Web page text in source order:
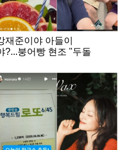
재준이야 아들이
?...붕어빵 현조 "두돌